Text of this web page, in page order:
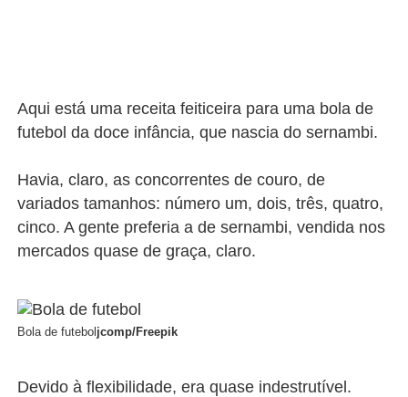
Aqui está uma receita feiticeira para uma bola de
futebol da doce infância, que nascia do sernambi.
Havia, claro, as concorrentes de couro, de
variados tamanhos: número um, dois, três, quatro,
cinco. A gente preferia a de sernambi, vendida nos
mercados quase de graça, claro.
Bola de futebol jcomp/Freepik
Devido à flexibilidade, era quase indestrutível.